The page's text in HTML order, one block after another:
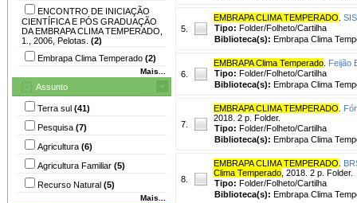
ENCONTRO DE INICIAÇÃO
CIENTÍFICA E PÓS GRADUAÇÃO
DA EMBRAPA CLIMA TEMPERADO,
1., 2006, Pelotas. (2)
Embrapa Clima Temperado (2)
Mais...
Assunto
Terra sul (41)
Pesquisa (7)
Agricultura (6)
Agricultura Familiar (5)
Recurso Natural (5)
Mais...
5.
EMBRAPA CLIMA TEMPERADO
Tipo: Folder/Folheto/Cartilha
Biblioteca(s): Embrapa Clima
6.
EMBRAPA Clima Temperado Feijão
Tipo: Folder/Folheto/Cartilha
Biblioteca(s): Embrapa Clima
7.
EMBRAPA CLIMA TEMPERADO
2018. 2 p. Folder.
Tipo: Folder/Folheto/Cartilha
Biblioteca(s): Embrapa Clima
8.
EMBRAPA CLIMA TEMPERADO
Clima Temperado , 2018. 2 p. Folder.
Tipo: Folder/Folheto/Cartilha
Biblioteca(s): Embrapa Clima